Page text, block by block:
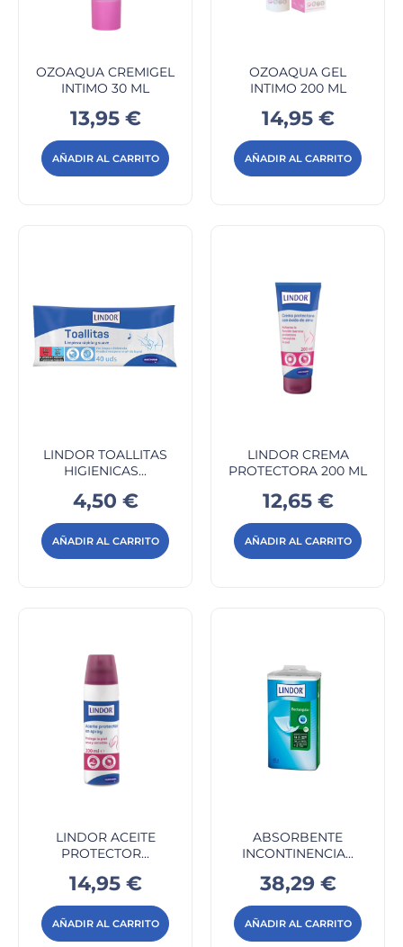
OZOAQUA CREMIGEL
INTIMO 30 ML
Precio
13,95 €
AÑADIR AL CARRITO
OZOAQUA GEL
INTIMO 200 ML
Precio
14,95 €
AÑADIR AL CARRITO
LINDOR TOALLITAS
HIGIENICAS...
Precio
4,50 €
AÑADIR AL CARRITO
LINDOR CREMA
PROTECTORA 200 ML
Precio
12,65 €
AÑADIR AL CARRITO
LINDOR ACEITE
PROTECTOR...
Precio
14,95 €
AÑADIR AL CARRITO
ABSORBENTE
INCONTINENCIA...
Precio
38,29 €
AÑADIR AL CARRITO